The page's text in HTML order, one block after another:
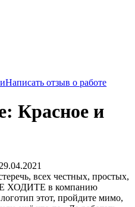
Написать отзыв о работе
Красное и
29.04.2021
всех честных, простых,
ХОДИТЕ в компанию
этот, пройдите мимо,